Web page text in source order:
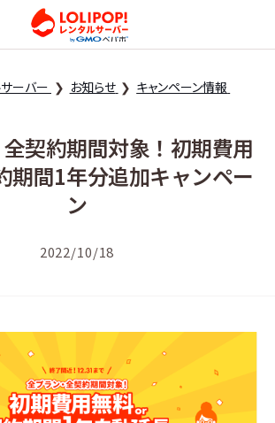
ロリポップ！レンタル
サーバー お知らせ キャンペーン情報
契約期間対象！初期費用
期間1年分追加キャンペー
ン
2022/10/18